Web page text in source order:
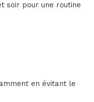
soir pour une routine
en évitant le